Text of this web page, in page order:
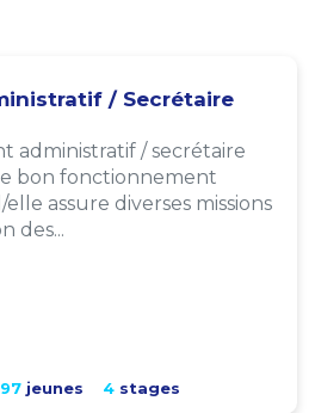
/ Secrétaire
administratif / secrétaire
bon fonctionnement
assure diverses missions
des...
jeunes 4stages